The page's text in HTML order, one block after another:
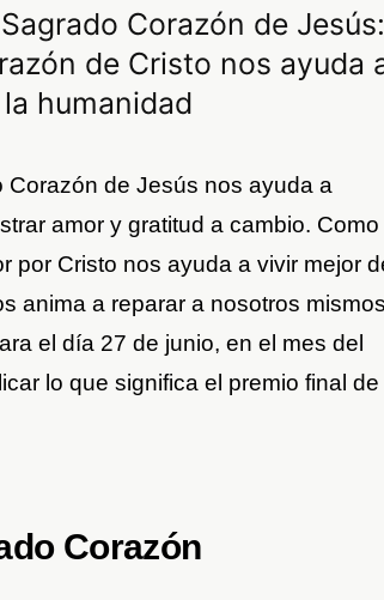
Corazón de
de Cristo nos ayuda
humanidad
de Jesús nos ayuda a
amor y gratitud a cambio. Como
por Cristo nos ayuda a vivir mejor
anima a reparar a nosotros
el día 27 de junio, en el mes del
lo que significa el premio final de
Corazón